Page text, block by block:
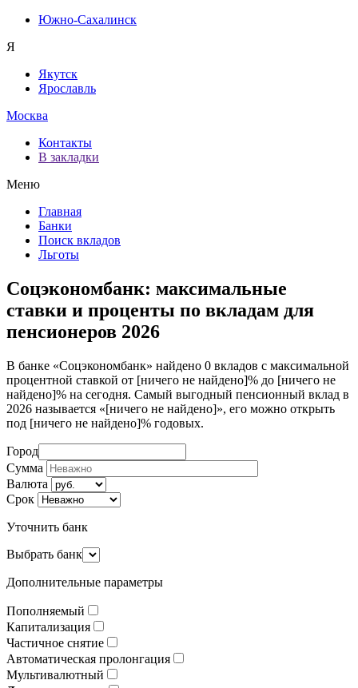
Южно-Сахалинск
Я
Якутск
Ярославль
Москва
Контакты
В закладки
Меню
Главная
Банки
Поиск вкладов
Льготы
Соцэкономбанк: максимальные
ставки и проценты по вкладам для
пенсионеров 2026
В банке «Соцэкономбанк» найдено 0 вкладов с максимальной
процентной ставкой от [ничего не найдено]% до [ничего не
найдено]% на сегодня. Самый выгодный пенсионный вклад в
2026 называется «[ничего не найдено]», его можно открыть
под [ничего не найдено]% годовых.
Город
Сумма
Валюта
Срок
Уточнить банк
Выбрать банк
Дополнительные параметры
Пополняемый
Капитализация
Частичное снятие
Автоматическая пролонгация
Мультивалютный